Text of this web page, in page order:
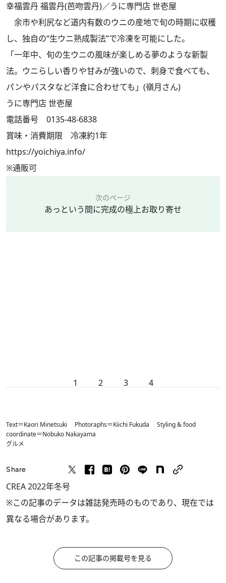
幸福雲丹 福雲丹(芭吻雲丹)／うに専門店 世壱屋
余市や利尻など道内有数のウニの産地で旬の時期に収穫
し、独自の“生ウニ熟成製法”で冷凍を可能にした。
「一年中、旬の生ウニの風味が楽しめる夢のような新製
法。ウニらしい香りや甘みが強いので、刺身で食べても、
パンやパスタなど洋食に合わせても」(嶺月さん)
うに専門店 世壱屋
電話番号 0135-48-6838
賞味・消費期限 冷凍約1年
https://yoichiya.info/
※通販可
次のページ
あっという間に完成の極上お取り寄せ
1 2 3 4
Text＝Kaori Minetsuki Photoraphs＝Kiichi Fukuda Styling & food
coordinate＝Nobuko Nakayama
グルメ
Share
CREA 2022年冬号
※この記事のデータは雑誌発売時のものであり、現在では
異なる場合があります。
この記事の掲載号を見る